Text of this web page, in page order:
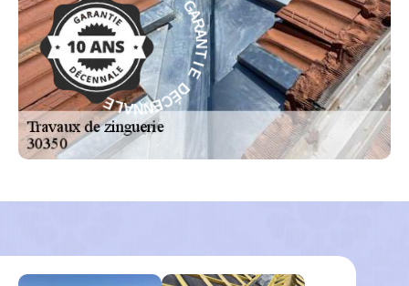
G
A
R
A
N
T
I
E
D
É
C
E N
T
I
E
D
É
C
E
N
N
A
L
E
-